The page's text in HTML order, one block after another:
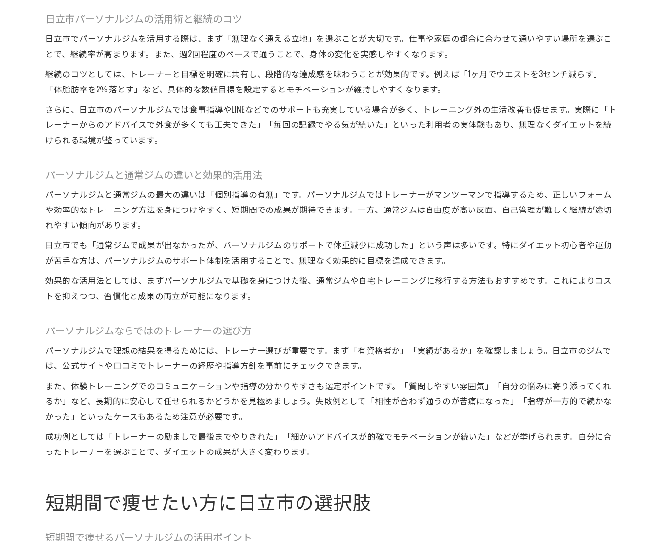
パーソナルジム比較で気をつける点とは
女性が安心して通えるパーソナルジム特集
女性目線で選ぶパーソナルジムの特徴
女性が安心できるパーソナルジムの選び方
初心者歓迎のパーソナルジムとその魅力
女性専用パーソナルジムのメリット解説
日立市パーソナルジムの活用術と継続のコツ
日立市でパーソナルジムを活用する際は、まず「無理なく通える立地」を選ぶことが大切です。仕事や家庭の都合に合わせて通いやすい場所を選ぶこ
とで、継続率が高まります。また、週2回程度のペースで通うことで、身体の変化を実感しやすくなります。
継続のコツとしては、トレーナーと目標を明確に共有し、段階的な達成感を味わうことが効果的です。例えば「1ヶ月でウエストを3センチ減らす」
「体脂肪率を2％落とす」など、具体的な数値目標を設定するとモチベーションが維持しやすくなります。
さらに、日立市のパーソナルジムでは食事指導やLINEなどでのサポートも充実している場合が多く、トレーニング外の生活改善も促せます。実際に「ト
レーナーからのアドバイスで外食が多くても工夫できた」「毎回の記録でやる気が続いた」といった利用者の実体験もあり、無理なくダイエットを続
けられる環境が整っています。
パーソナルジムと通常ジムの違いと効果的活用法
パーソナルジムと通常ジムの最大の違いは「個別指導の有無」です。パーソナルジムではトレーナーがマンツーマンで指導するため、正しいフォーム
や効率的なトレーニング方法を身につけやすく、短期間での成果が期待できます。一方、通常ジムは自由度が高い反面、自己管理が難しく継続が途切
れやすい傾向があります。
日立市でも「通常ジムで成果が出なかったが、パーソナルジムのサポートで体重減少に成功した」という声は多いです。特にダイエット初心者や運動
が苦手な方は、パーソナルジムのサポート体制を活用することで、無理なく効果的に目標を達成できます。
効果的な活用法としては、まずパーソナルジムで基礎を身につけた後、通常ジムや自宅トレーニングに移行する方法もおすすめです。これによりコス
トを抑えつつ、習慣化と成果の両立が可能になります。
パーソナルジムならではのトレーナーの選び方
パーソナルジムで理想の結果を得るためには、トレーナー選びが重要です。まず「有資格者か」「実績があるか」を確認しましょう。日立市のジムで
は、公式サイトや口コミでトレーナーの経歴や指導方針を事前にチェックできます。
また、体験トレーニングでのコミュニケーションや指導の分かりやすさも選定ポイントです。「質問しやすい雰囲気」「自分の悩みに寄り添ってくれ
るか」など、長期的に安心して任せられるかどうかを見極めましょう。失敗例として「相性が合わず通うのが苦痛になった」「指導が一方的で続かな
かった」といったケースもあるため注意が必要です。
成功例としては「トレーナーの励ましで最後までやりきれた」「細かいアドバイスが的確でモチベーションが続いた」などが挙げられます。自分に合
ったトレーナーを選ぶことで、ダイエットの成果が大きく変わります。
短期間で痩せたい方に日立市の選択肢
短期間で痩せるパーソナルジムの活用ポイント